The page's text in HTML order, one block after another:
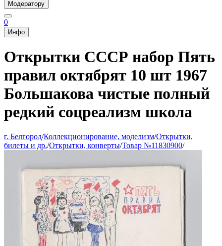
Модератору
0
Инфо
Открытки СССР набор Пять
правил октябрят 10 шт 1967
Большакова чистые полный
редкий соцреализм школа
г. Белгород/Коллекционирование, моделизм/Открытки,
билеты и др./Открытки, конверты/Товар №11830900/